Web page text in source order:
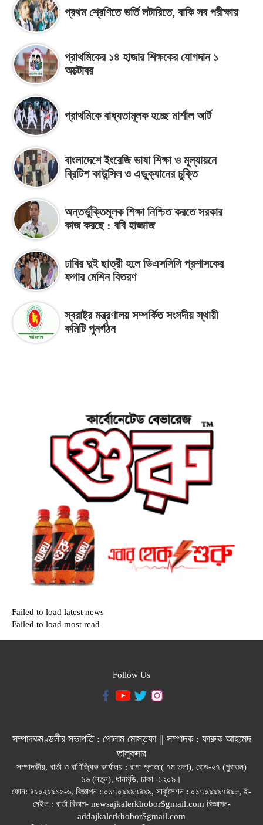
প্রথম শ্রেণিতে ভর্তি লটারিতে, বাকি সব পরীক্ষায়
প্রাথমিকের ১৪ হাজার শিক্ষকের যোগদান ১
অক্টোবর
প্রাথমিকে বাধ্যতামূলক হচ্ছে মার্শাল আর্ট
বাংলাদেশে ইংরেজি ভাষা শিক্ষা ও মূল্যায়নে
ব্রিটিশ কাউন্সিল ও এডুক্যানের চুক্তি
অন্তর্ভুক্তিমূলক শিক্ষা নিশ্চিত করতে সরকার
কাজ করছে : ববি হাজ্জাজ
ঢাবির দুই ছাত্রী হলে ডিএসসিসি প্রশাসকের
ফগার মেশিন বিতরণ
স্বরাষ্ট্র মন্ত্রণালয় সম্পর্কিত সংসদীয় স্থায়ী
কমিটি পুনর্গঠন
Failed to load latest news
Failed to load most read
Follow Us
সম্পাদকমণ্ডলীর সভাপতি : গোলাম মোস্তফা || সম্পাদক : ফারুক আহমেদ
তালুকদার
সম্পাদকীয়, বার্তা ও বাণিজ্যিক কার্যালয় : রাপা প্লাজা( ৭ম তলা), রোড-২৭ (পুরাতন)
১৬ (নতুন), ধানমন্ডি, ঢাকা -১২০৯।
ফোন: ৪১০২১৯১৫-৬, বিজ্ঞাপন : ০১৭০৯৯৯৭৪৯৯, সার্কুলেশন : ০১৭০৯৯৯৭৪৯৮, ই-
মেইল : বার্তা বিভাগ- newsajkalerkhobor$gmail.com বিজ্ঞাপন-
addajkalerkhobor$gmail.com